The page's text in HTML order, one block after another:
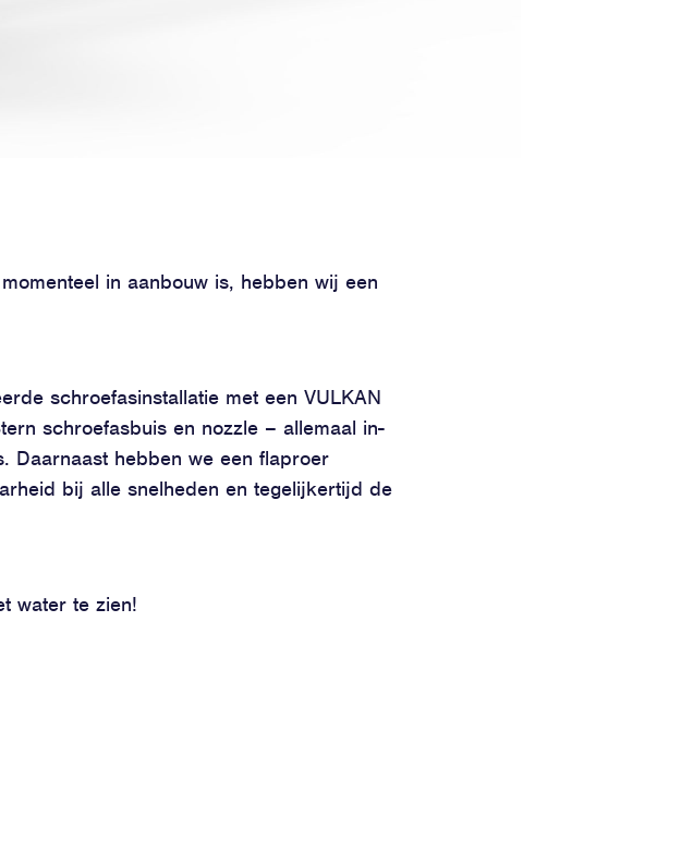
in aanbouw is, hebben wij een
schroefasinstallatie met een VULKAN
schroefasbuis en nozzle – allemaal in-
Daarnaast hebben we een flaproer
bij alle snelheden en tegelijkertijd de
water te zien!